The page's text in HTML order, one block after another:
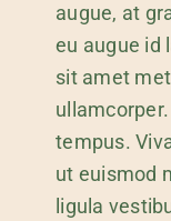
augue, at
eu augue id
sit amet
tempus.
ut euismod
ligula